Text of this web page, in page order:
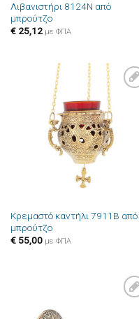
Λιβανιστήρι 8124N από
μπρούτζο
€25,12 με ΦΠΑ
Πρόσθήκη
στην λίστα
επιθυμιών
Κρεμαστό καντήλι 7911B από
μπρούτζο
€55,00 με ΦΠΑ